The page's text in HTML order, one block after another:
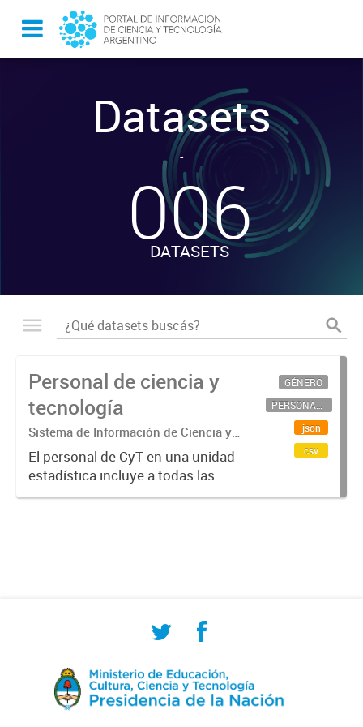
Datasets
-
006
DATASETS
Personal de ciencia y
tecnología
Sistema de Información de Ciencia y
Tecnología Argentino (SICYTAR)
El personal de CyT en una unidad
estadística incluye a todas las
personas involucradas
GÉNERO
PERSONAL CIENTÍFICO-TECNOLÓGICO
json
csv